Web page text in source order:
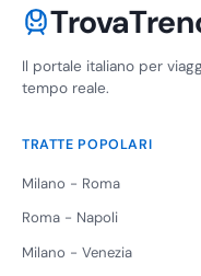
Il portale italiano per
tempo reale.
TRATTE POPOLARI
Milano - Roma
Roma - Napoli
Milano - Venezia